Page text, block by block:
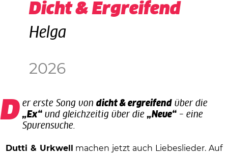
Dicht & Ergreifend
Helga
2026
Der erste Song von dicht & ergreifend über die
„Ex“ und gleichzeitig über die„Neue“ – eine
Spurensuche.
Dutti & Urkwell
machen jetzt auch Liebeslieder. Auf